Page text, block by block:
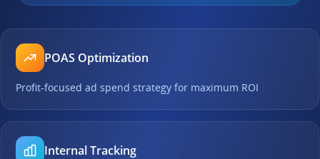
POAS Optimization
Profit-focused ad spend strategy for maximum ROI
Internal Tracking